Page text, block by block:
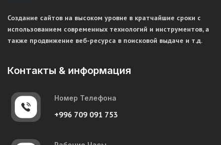
Создание сайтов на высоком уровне в кратчайшие сроки с
использованием современных технологий и инструментов, а
также продвижение веб-ресурса в поисковой выдаче и т.д.
Контакты & информация
Номер Телефона
+996 709 091 753